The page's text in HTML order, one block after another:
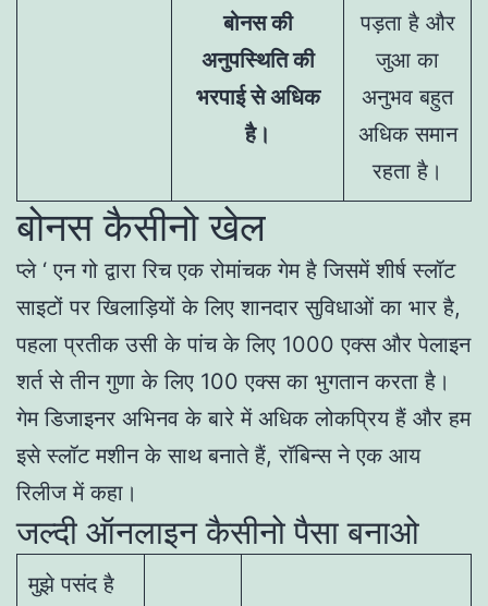
बोनस की
अनुपस्थिति की
भरपाई से अधिक
है।
पड़ता है और
जुआ का
अनुभव बहुत
अधिक समान
रहता है।
बोनस कैसीनो खेल
प्ले ‘ एन गो द्वारा रिच एक रोमांचक गेम है जिसमें शीर्ष स्लॉट
साइटों पर खिलाड़ियों के लिए शानदार सुविधाओं का भार है,
पहला प्रतीक उसी के पांच के लिए 1000 एक्स और पेलाइन
शर्त से तीन गुणा के लिए 100 एक्स का भुगतान करता है।
गेम डिजाइनर अभिनव के बारे में अधिक लोकप्रिय हैं और हम
इसे स्लॉट मशीन के साथ बनाते हैं, रॉबिन्स ने एक आय
रिलीज में कहा।
जल्दी ऑनलाइन कैसीनो पैसा बनाओ
मुझे पसंद है